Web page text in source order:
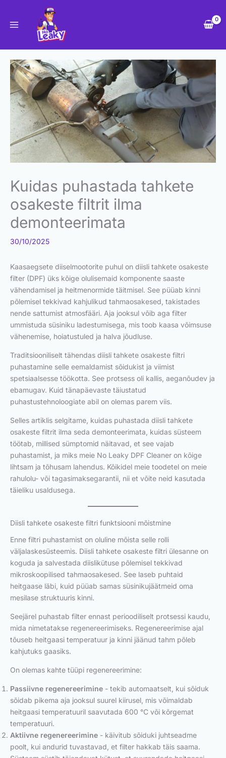
content
Kuidas puhastada tahkete
osakeste filtrit ilma
demonteerimata
30/10/2025
Kaasaegsete diiselmootorite puhul on diisli tahkete osakeste
filter (DPF) üks kõige olulisemaid komponente saaste
vähendamisel ja heitmenormide täitmisel. See püüab kinni
põlemisel tekkivad kahjulikud tahmaosakesed, takistades
nende sattumist atmosfääri. Aja jooksul võib aga filter
ummistuda süsiniku ladestumisega, mis toob kaasa võimsuse
vähenemise, hoiatustuled ja halva jõudluse.
Traditsiooniliselt tähendas diisli tahkete osakeste filtri
puhastamine selle eemaldamist sõidukist ja viimist
spetsiaalsesse töökotta. See protsess oli kallis, aeganõudev ja
ebamugav. Kuid tänapäevaste täiustatud
puhastustehnoloogiate abil on olemas parem viis.
Selles artiklis selgitame, kuidas puhastada diisli tahkete
osakeste filtrit ilma seda demonteerimata, kuidas süsteem
töötab, millised sümptomid näitavad, et see vajab
puhastamist, ja miks meie No Leaky DPF Cleaner on kõige
lihtsam ja tõhusam lahendus. Kõikidel meie toodetel on meie
rahulolu- või tagasimaksegarantii, nii et võite neid kasutada
täieliku usaldusega.
Diisli tahkete osakeste filtri funktsiooni mõistmine
Enne filtri puhastamist on oluline mõista selle rolli
väljalaskesüsteemis. Diisli tahkete osakeste filtri ülesanne on
koguda ja salvestada diislikütuse põlemisel tekkivad
mikroskoopilised tahmaosakesed. See laseb puhtaid
heitgaase läbi, kuid püüab samas süsinikujäätmeid oma
mesilase struktuuris kinni.
Seejärel puhastab filter ennast perioodiliselt protsessi kaudu,
mida nimetatakse regenereerimiseks. Regenereerimise ajal
tõuseb heitgaasi temperatuur ja kinni jäänud tahm põleb
kahjutuks gaasiks.
On olemas kahte tüüpi regenereerimine:
Passiivne regenereerimine - tekib automaatselt, kui sõiduk
sõidab pikema aja jooksul suurel kiirusel, mis võimaldab
heitgaasi temperatuuril saavutada 600 °C või kõrgemat
temperatuuri.
Aktiivne regenereerimine - käivitub sõiduki juhtseadme
poolt, kui andurid tuvastavad, et filter hakkab täis saama.